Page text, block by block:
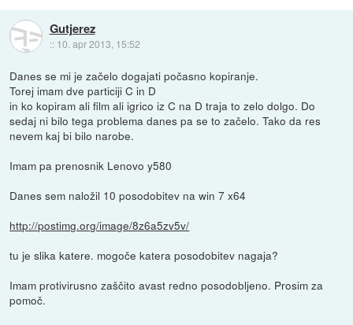
Gutjerez
:: 10. apr 2013, 15:52
Danes se mi je začelo dogajati počasno kopiranje.
Torej imam dve particiji C in D
in ko kopiram ali film ali igrico iz C na D traja to zelo dolgo. Do
sedaj ni bilo tega problema danes pa se to začelo. Tako da res
nevem kaj bi bilo narobe.
Imam pa prenosnik Lenovo y580
Danes sem naložil 10 posodobitev na win 7 x64
http://postimg.org/image/8z6a5zv5v/
tu je slika katere. mogoče katera posodobitev nagaja?
Imam protivirusno zaščito avast redno posodobljeno. Prosim za
pomoč.